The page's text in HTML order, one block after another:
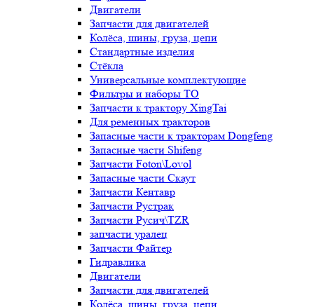
Двигатели
Запчасти для двигателей
Колёса, шины, груза, цепи
Стандартные изделия
Стёкла
Универсальные комплектующие
Фильтры и наборы ТО
Запчасти к трактору XingTai
Для ременных тракторов
Запасные части к тракторам Dongfeng
Запасные части Shifeng
Запчасти Foton\Lovol
Запасные части Скаут
Запчасти Кентавр
Запчасти Рустрак
Запчасти Русич\TZR
запчасти уралец
Запчасти Файтер
Гидравлика
Двигатели
Запчасти для двигателей
Колёса, шины, груза, цепи